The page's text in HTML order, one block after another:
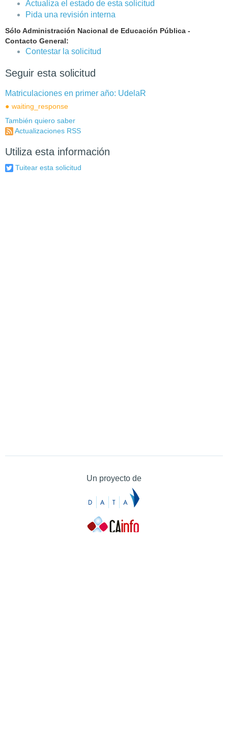
Actualiza el estado de esta solicitud
Pida una revisión interna
Sólo Administración Nacional de Educación Pública -
Contacto General:
Contestar la solicitud
Seguir esta solicitud
Matriculaciones en primer año: UdelaR
waiting_response
También quiero saber
Actualizaciones RSS
Utiliza esta información
Tuitear esta solicitud
Un proyecto de